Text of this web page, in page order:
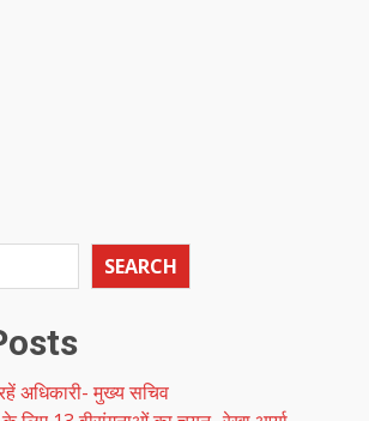
SEARCH
अधिकारी- मुख्य सचिव